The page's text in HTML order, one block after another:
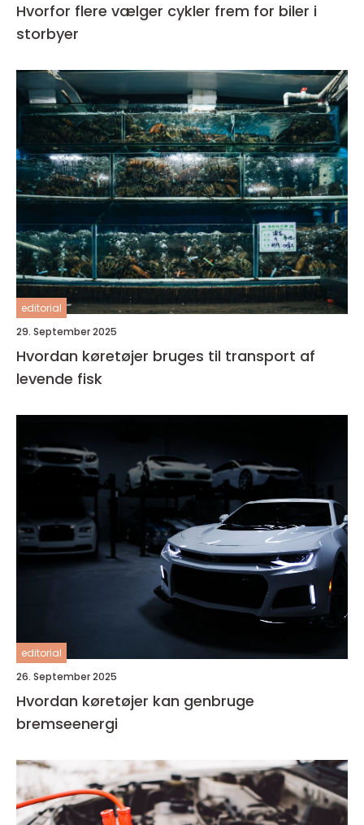
Hvorfor flere vælger cykler frem for biler i
storbyer
editorial
29. September 2025
Hvordan køretøjer bruges til transport af
levende fisk
editorial
26. September 2025
Hvordan køretøjer kan genbruge
bremseenergi